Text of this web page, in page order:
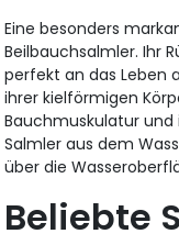
Eine besonders
Beilbauchsalmler. Ihr
perfekt an das Leben
ihrer kielförmigen
Bauchmuskulatur und
Salmler aus dem
über die
Beliebte